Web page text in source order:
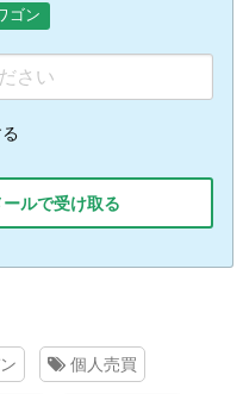
ゴン
ルで受け取る
個人売買